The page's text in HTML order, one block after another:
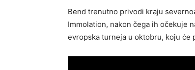
Bend trenutno privodi kraju
Immolation, nakon čega ih očekuje
evropska turneja u oktobru, koju će